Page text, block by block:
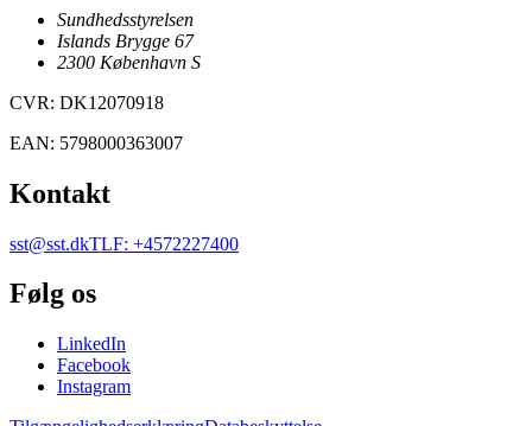
Sundhedsstyrelsen
Islands Brygge 67
2300 København S
CVR: DK12070918
EAN: 5798000363007
Kontakt
sst@sst.dkTLF: +4572227400
Følg os
LinkedIn
Facebook
Instagram